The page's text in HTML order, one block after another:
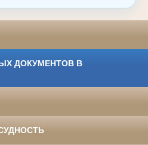
ДОКУМЕНТОВ В